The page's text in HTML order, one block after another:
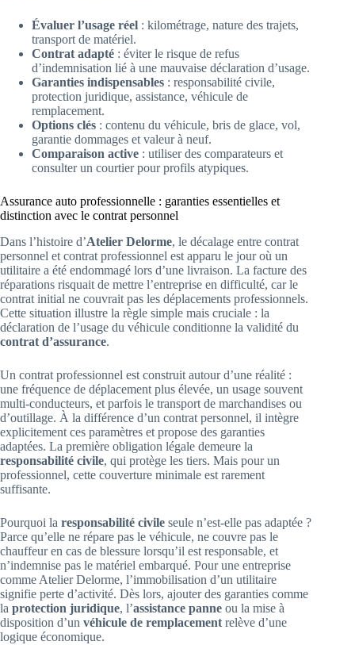
Évaluer l’usage réel : kilométrage, nature des trajets,
transport de matériel.
Contrat adapté : éviter le risque de refus
d’indemnisation lié à une mauvaise déclaration d’usage.
Garanties indispensables : responsabilité civile,
protection juridique, assistance, véhicule de
remplacement.
Options clés : contenu du véhicule, bris de glace, vol,
garantie dommages et valeur à neuf.
Comparaison active : utiliser des comparateurs et
consulter un courtier pour profils atypiques.
Assurance auto professionnelle : garanties essentielles et
distinction avec le contrat personnel
Dans l’histoire d’Atelier Delorme, le décalage entre contrat
personnel et contrat professionnel est apparu le jour où un
utilitaire a été endommagé lors d’une livraison. La facture des
réparations risquait de mettre l’entreprise en difficulté, car le
contrat initial ne couvrait pas les déplacements professionnels.
Cette situation illustre la règle simple mais cruciale : la
déclaration de l’usage du véhicule conditionne la validité du
contrat d’assurance.
Un contrat professionnel est construit autour d’une réalité :
une fréquence de déplacement plus élevée, un usage souvent
multi-conducteurs, et parfois le transport de marchandises ou
d’outillage. À la différence d’un contrat personnel, il intègre
explicitement ces paramètres et propose des garanties
adaptées. La première obligation légale demeure la
responsabilité civile, qui protège les tiers. Mais pour un
professionnel, cette couverture minimale est rarement
suffisante.
Pourquoi la responsabilité civile seule n’est-elle pas adaptée ?
Parce qu’elle ne répare pas le véhicule, ne couvre pas le
chauffeur en cas de blessure lorsqu’il est responsable, et
n’indemnise pas le matériel embarqué. Pour une entreprise
comme Atelier Delorme, l’immobilisation d’un utilitaire
signifie perte d’activité. Dès lors, ajouter des garanties comme
la protection juridique, l’assistance panne ou la mise à
disposition d’un véhicule de remplacement relève d’une
logique économique.